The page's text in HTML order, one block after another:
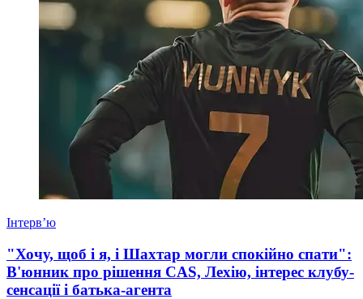
Інтерв’ю
"Хочу, щоб і я, і Шахтар могли спокійно спати":
В'юнник про рішення CAS, Лехію, інтерес клубу-
сенсації і батька-агента